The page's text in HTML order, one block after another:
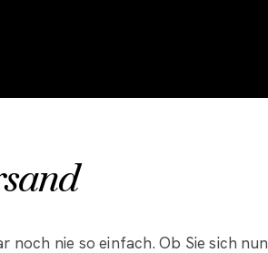
noch nie so einfach. Ob Sie sich nun